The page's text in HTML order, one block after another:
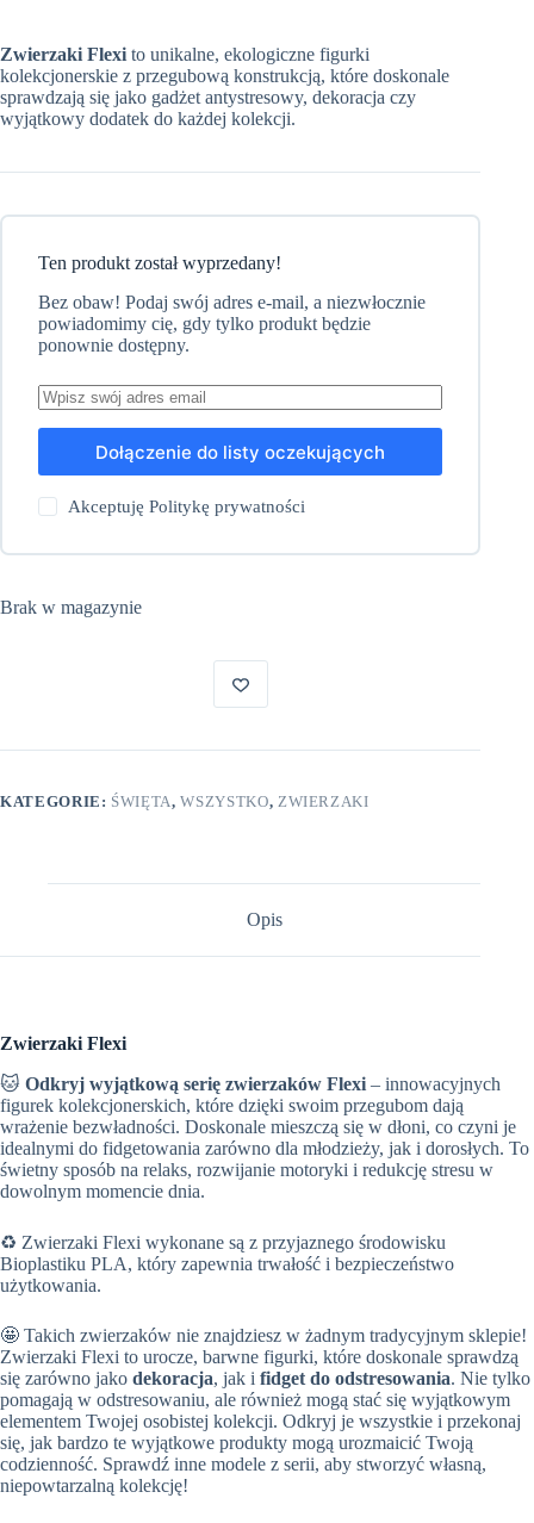
Zwierzaki Flexi to unikalne, ekologiczne figurki
kolekcjonerskie z przegubową konstrukcją, które doskonale
sprawdzają się jako gadżet antystresowy, dekoracja czy
wyjątkowy dodatek do każdej kolekcji.
Ten produkt został wyprzedany!
Bez obaw! Podaj swój adres e-mail, a niezwłocznie
powiadomimy cię, gdy tylko produkt będzie
ponownie dostępny.
Dołączenie do listy oczekujących
AkceptujęPolitykę prywatności
Brak w magazynie
KATEGORIE: ŚWIĘTA,WSZYSTKO, ZWIERZAKI
Opis
Zwierzaki Flexi
🐱 Odkryj wyjątkową serię zwierzaków Flexi – innowacyjnych
figurek kolekcjonerskich, które dzięki swoim przegubom dają
wrażenie bezwładności. Doskonale mieszczą się w dłoni, co czyni je
idealnymi do fidgetowania zarówno dla młodzieży, jak i dorosłych. To
świetny sposób na relaks, rozwijanie motoryki i redukcję stresu w
dowolnym momencie dnia.
♻️ Zwierzaki Flexi wykonane są z przyjaznego środowisku
Bioplastiku PLA, który zapewnia trwałość i bezpieczeństwo
użytkowania.
🤩 Takich zwierzaków nie znajdziesz w żadnym tradycyjnym sklepie!
Zwierzaki Flexi to urocze, barwne figurki, które doskonale sprawdzą
się zarówno jako dekoracja, jak i fidget do odstresowania. Nie tylko
pomagają w odstresowaniu, ale również mogą stać się wyjątkowym
elementem Twojej osobistej kolekcji. Odkryj je wszystkie i przekonaj
się, jak bardzo te wyjątkowe produkty mogą urozmaicić Twoją
codzienność. Sprawdź inne modele z serii, aby stworzyć własną,
niepowtarzalną kolekcję!